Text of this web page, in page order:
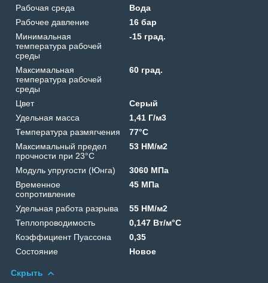
Рабочая среда
Вода
Рабочее давление
16 бар
Минимальная
температура рабочей
среды
-15 град.
Максимальная
температура рабочей
среды
60 град.
Цвет
Серый
Удельная масса
1,41 Г/м3
Температура размягчения
77°C
Максимальный предел
прочности при 23°C
53 HM/м2
Модуль упругости (Юнга)
3060 МПа
Временное
сопротивление
45 МПа
Удельная работа разрыва
55 HM/м2
Теплопроводимость
0,147 Вт/м°C
Коэффициент Пуассона
0,35
Состояние
Новое
Скрыть